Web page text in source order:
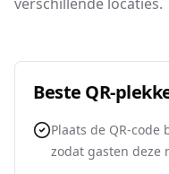
Beste QR-
Plaats de QR-
zodat gasten deze